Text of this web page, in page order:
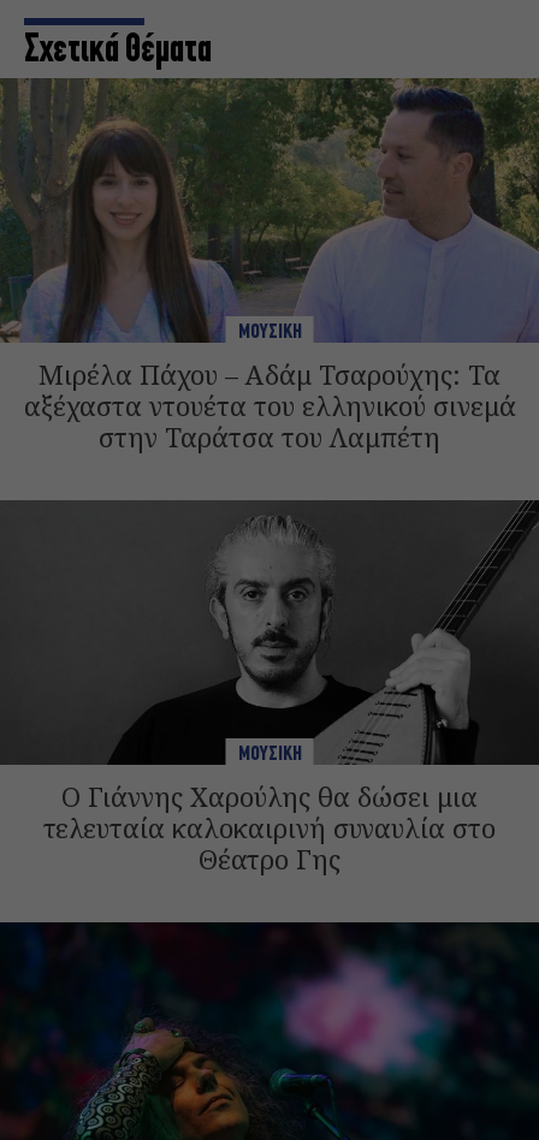
Σχετικά Θέματα
ΜΟΥΣΙΚΗ
Μιρέλα Πάχου – Αδάμ Τσαρούχης: Τα
αξέχαστα ντουέτα του ελληνικού σινεμά
στην Ταράτσα του Λαμπέτη
ΜΟΥΣΙΚΗ
Ο Γιάννης Χαρούλης θα δώσει μια
τελευταία καλοκαιρινή συναυλία στο
Θέατρο Γης